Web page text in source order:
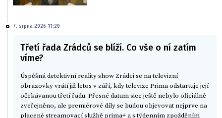
7. srpna 2026 11:20
Třetí řada Zrádců se blíží. Co vše o ní zatím
víme?
Úspěšná detektivní reality show Zrádci se na televizní
obrazovky vrátí již letos v září, kdy televize Prima odstartuje její
očekávanou třetí řadu. Přesné datum sice ještě nebylo oficiálně
zveřejněno, ale premiérové díly se budou objevovat nejprve na
placené streamovací službě prima+ a s týdenním zpožděním